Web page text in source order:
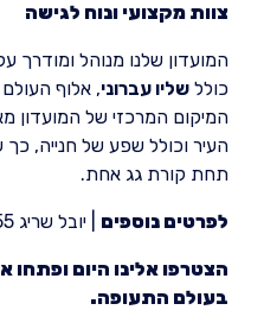
צוות מקצועי ונוח לגישה
המועדון שלנו מנוהל ומודרך
כולל שליו עברוני, אלוף העולם
המיקום המרכזי של המועדון
העיר וכולל שפע של חנייה,
תחת קורת גג אחת.
לפרטים נוספים | יובל שריג 052-2822355
הצטרפו אלינו היום
בעולם התעופה.